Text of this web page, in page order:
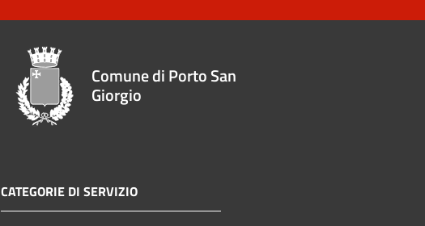
Comune di Porto San
Giorgio
CATEGORIE DI SERVIZIO